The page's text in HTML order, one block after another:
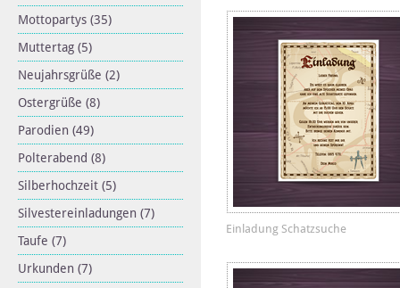
Mottopartys (35)
Muttertag (5)
Neujahrsgrüße (2)
Ostergrüße (8)
Parodien (49)
Polterabend (8)
Silberhochzeit (5)
Silvestereinladungen (7)
Taufe (7)
Urkunden (7)
Einladung Schatzsuche